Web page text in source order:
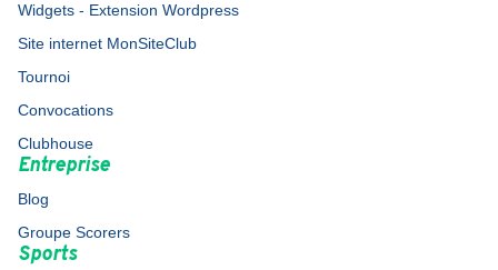
Widgets - Extension Wordpress
Site internet MonSiteClub
Tournoi
Convocations
Clubhouse
Entreprise
Blog
Groupe Scorers
Sports